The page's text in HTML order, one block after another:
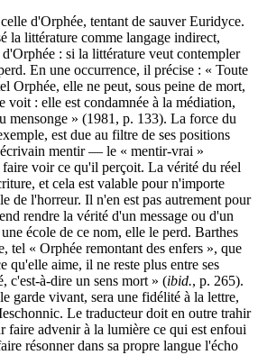
d'Orphée, tentant de sauver Euridyce.
la littérature comme langage indirect,
: si la littérature veut contempler
En une occurrence, il précise : « Toute
Orphée, elle ne peut, sous peine de mort,
voit : elle est condamnée à la médiation,
mensonge » (1981, p. 133). La force du
est due au filtre de ses positions
mentir — le « mentir-vrai »
voir ce qu'il perçoit. La vérité du réel
et cela est valable pour n'importe
de l'horreur. Il n'en est pas autrement pour
rendre la vérité d'un message ou d'un
école de ce nom, elle le perd. Barthes
tel « Orphée remontant des enfers », que
qu'elle aime, il ne reste plus entre ses
c'est-à-dire un sens mort » (ibid., p. 265).
garde vivant, sera une fidélité à la lettre,
Le traducteur doit en outre trahir
faire advenir à la lumière ce qui est enfoui
résonner dans sa propre langue l'écho